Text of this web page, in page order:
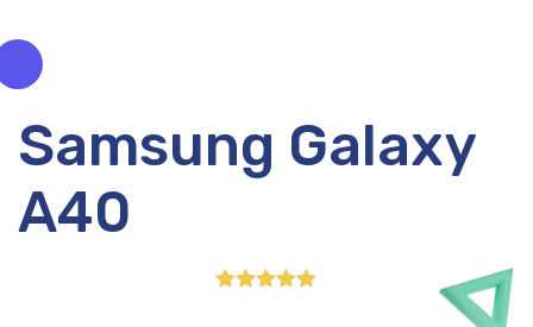
Samsung Galaxy
A40